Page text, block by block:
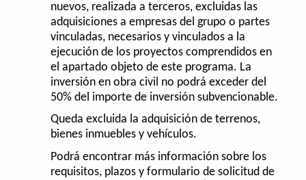
nuevos, realizada a terceros, excluidas las
adquisiciones a empresas del grupo o partes
vinculadas, necesarios y vinculados a la
ejecución de los proyectos comprendidos en
el apartado objeto de este programa. La
inversión en obra civil no podrá exceder del
50% del importe de inversión subvencionable.
Queda excluida la adquisición de terrenos,
bienes inmuebles y vehículos.
Podrá encontrar más información sobre los
requisitos, plazos y formulario de solicitud de